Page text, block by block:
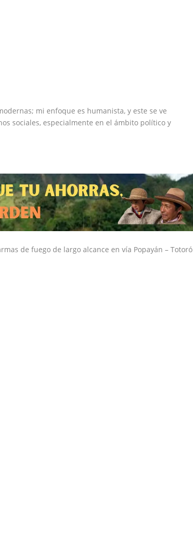
mi enfoque es humanista, y este se ve
sociales, especialmente en el ámbito político y
de fuego de largo alcance en vía Popayán – Totoró